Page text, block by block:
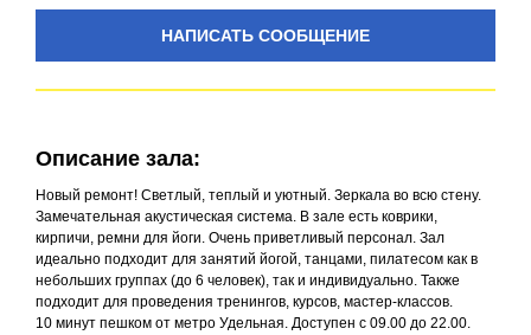
НАПИСАТЬ СООБЩЕНИЕ
Описание зала:
Новый ремонт! Светлый, теплый и уютный. Зеркала во всю стену.
Замечательная акустическая система. В зале есть коврики,
кирпичи, ремни для йоги. Очень приветливый персонал. Зал
идеально подходит для занятий йогой, танцами, пилатесом как в
небольших группах (до 6 человек), так и индивидуально. Также
подходит для проведения тренингов, курсов, мастер-классов.
10 минут пешком от метро Удельная. Доступен с 09.00 до 22.00.